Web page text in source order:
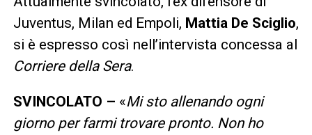
Juventus, Milan ed Empoli, Mattia De Sciglio,
si è espresso così nell’intervista concessa al
Corriere della Sera.
SVINCOLATO – «Mi sto allenando ogni
giorno per farmi trovare pronto. Non ho